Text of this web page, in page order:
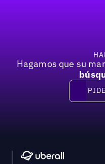
Hagamos que su
Pide